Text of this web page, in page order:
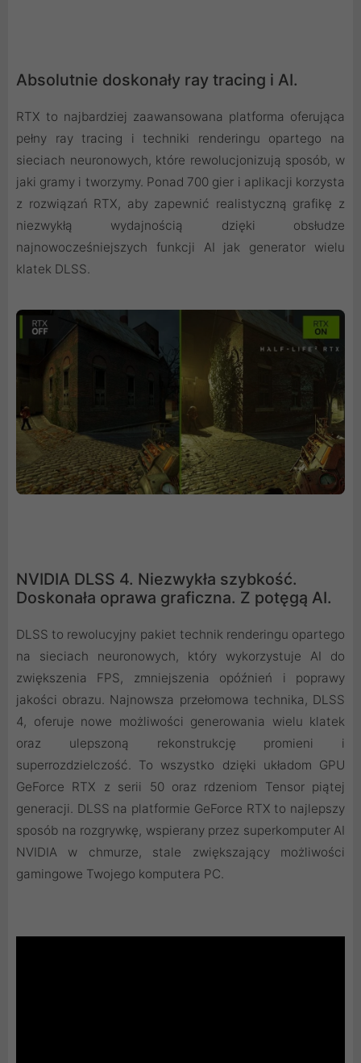
Absolutnie doskonały ray tracing i AI.
RTX to najbardziej zaawansowana platforma oferująca
pełny ray tracing i techniki renderingu opartego na
sieciach neuronowych, które rewolucjonizują sposób, w
jaki gramy i tworzymy. Ponad 700 gier i aplikacji korzysta
z rozwiązań RTX, aby zapewnić realistyczną grafikę z
niezwykłą wydajnością dzięki obsłudze
najnowocześniejszych funkcji AI jak generator wielu
klatek DLSS.
NVIDIA DLSS 4. Niezwykła szybkość.
Doskonała oprawa graficzna. Z potęgą AI.
DLSS to rewolucyjny pakiet technik renderingu opartego
na sieciach neuronowych, który wykorzystuje AI do
zwiększenia FPS, zmniejszenia opóźnień i poprawy
jakości obrazu. ‌Najnowsza przełomowa technika, DLSS
4, oferuje nowe możliwości generowania wielu klatek
oraz ulepszoną rekonstrukcję promieni i
superrozdzielczość. To wszystko dzięki układom GPU
GeForce RTX z serii 50 oraz rdzeniom Tensor piątej
generacji. DLSS na platformie GeForce RTX to najlepszy
sposób na rozgrywkę, wspierany przez superkomputer AI
NVIDIA w chmurze, stale zwiększający możliwości
gamingowe Twojego komputera PC.